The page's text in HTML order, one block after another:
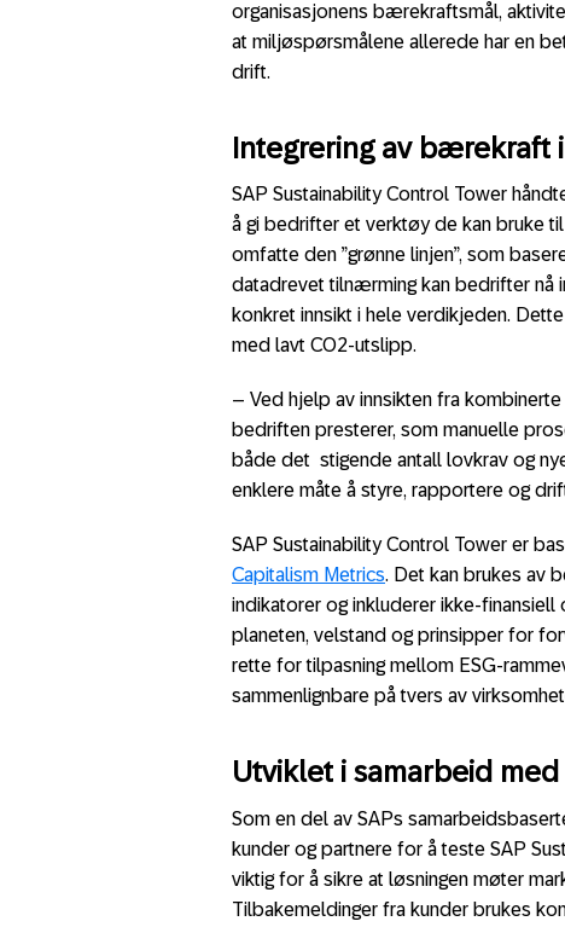
organisasjonens bærekraftsmål,
at miljøspørsmålene allerede har en
drift.
Integrering av bærekraft
SAP Sustainability Control Tower
å gi bedrifter et verktøy de kan bruke
omfatte den ”grønne linjen”, som
datadrevet tilnærming kan bedrifter nå
konkret innsikt i hele verdikjeden.
med lavt CO2-utslipp.
– Ved hjelp av innsikten fra
bedriften presterer, som manuelle
både det stigende antall lovkrav og
enklere måte å styre, rapportere og
SAP Sustainability Control Tower er
Capitalism Metrics. Det kan brukes av
indikatorer og inkluderer ikke-
planeten, velstand og prinsipper for
rette for tilpasning mellom ESG-
sammenlignbare på tvers av
Utviklet i samarbeid
Som en del av SAPs
kunder og partnere for å teste SAP
viktig for å sikre at løsningen møter
Tilbakemeldinger fra kunder brukes